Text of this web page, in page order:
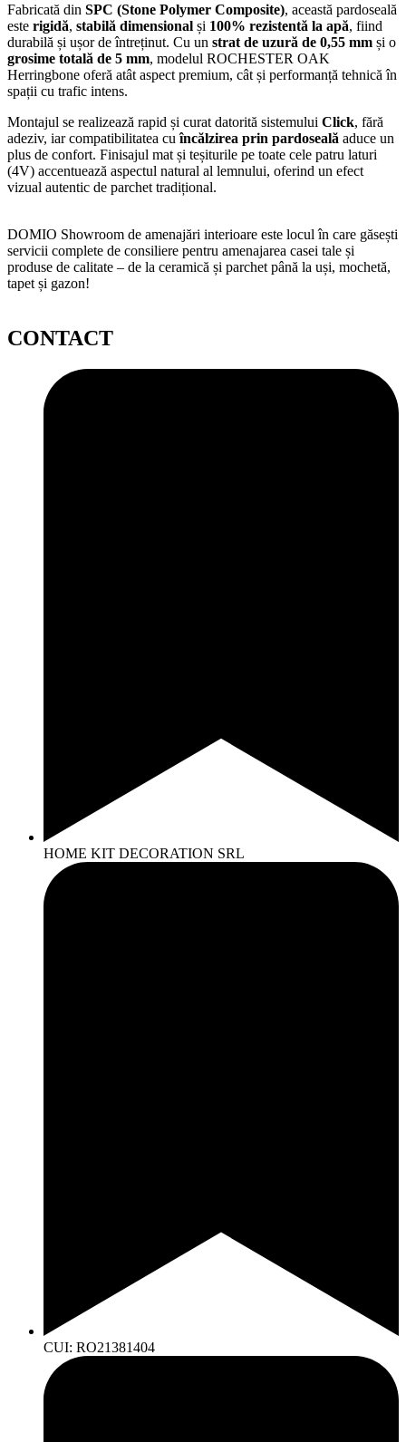
Fabricată din SPC (Stone Polymer Composite), această pardoseală
este rigidă, stabilă dimensional și 100% rezistentă la apă, fiind
durabilă și ușor de întreținut. Cu un strat de uzură de 0,55 mm și o
grosime totală de 5 mm, modelul ROCHESTER OAK
Herringbone oferă atât aspect premium, cât și performanță tehnică în
spații cu trafic intens.
Montajul se realizează rapid și curat datorită sistemului Click, fără
adeziv, iar compatibilitatea cuîncălzirea prin pardoseală aduce un
plus de confort. Finisajul mat și teșiturile pe toate cele patru laturi
(4V) accentuează aspectul natural al lemnului, oferind un efect
vizual autentic de parchet tradițional.
DOMIO Showroom de amenajări interioare este locul în care găsești
servicii complete de consiliere pentru amenajarea casei tale și
produse de calitate – de la ceramică și parchet până la uși, mochetă,
tapet și gazon!
CONTACT
HOME KIT DECORATION SRL
CUI: RO21381404